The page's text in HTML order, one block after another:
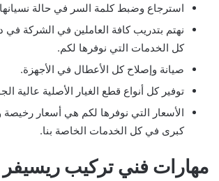
استرجاع وضبط كلمة السر في حالة
نهتم بتدريب كافة العاملين في الشركة في
كل الخدمات التي نوفرها لكم.
صيانة وإصلاح كل الأعطال في الأجهزة.
توفير كل أنواع قطع الغيار الأصلية عالية
الأسعار التي نوفرها لكم هي أسعار
كبرى في كل الخدمات الخاصة بنا.
مهارات فني تركيب ريسيفر